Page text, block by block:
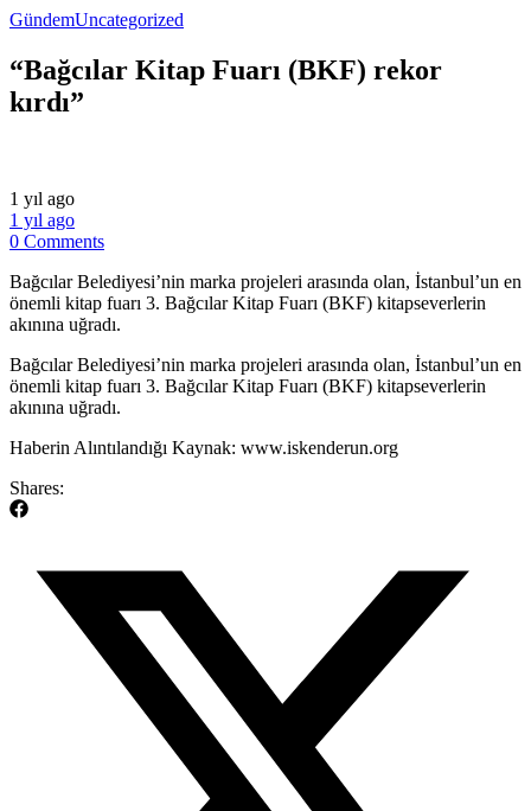
GündemUncategorized
“Bağcılar Kitap Fuarı (BKF) rekor
kırdı”
1 yıl ago
1 yıl ago
0 Comments
Bağcılar Belediyesi’nin marka projeleri arasında olan, İstanbul’un en
önemli kitap fuarı 3. Bağcılar Kitap Fuarı (BKF) kitapseverlerin
akınına uğradı.
​Bağcılar Belediyesi’nin marka projeleri arasında olan, İstanbul’un en
önemli kitap fuarı 3. Bağcılar Kitap Fuarı (BKF) kitapseverlerin
akınına uğradı.
​Haberin Alıntılandığı Kaynak: www.iskenderun.org
Shares: